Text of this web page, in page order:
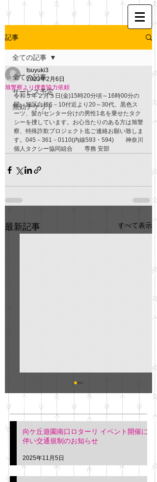
記事
全ての記事
サービス予定
無効チケット
全ての記事
旭警察より捜査協力依頼
tsuyuki3
2023年2月6日
令和５年２月３日(金)15時20分頃～16時00分の
間、旭区白根6－10付近より20～30代、黒色ス
ーツ、髪がセンター分けの男性1名を乗せたタク
シーを捜しています。お心当たりのある方は旭警
察、特殊詐欺プロジェクト迄ご連絡お願い致しま
す。045－361－0110(内線593・594)　　神奈川
個人タクシー協同組合　　専務 安部
最新記事 すべて表示
明日(11月6日)午後3時～5
階会議室にてGOの説明会
を行います。 神奈川個人
タクシー協同組合 専務 佐
久間
最新記事
向ケ丘遊園南口ロターリ イベント開催に
伴い交通規制のお知らせ
2025年11月5日